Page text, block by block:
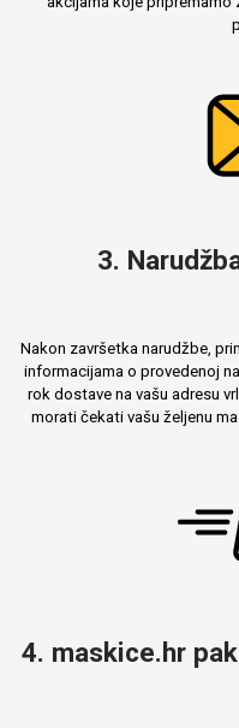
3.
Nakon završetka narudžbe,
informacijama o provedenoj
rok dostave na vašu adresu
morati čekati vašu željenu
4. maskice.hr